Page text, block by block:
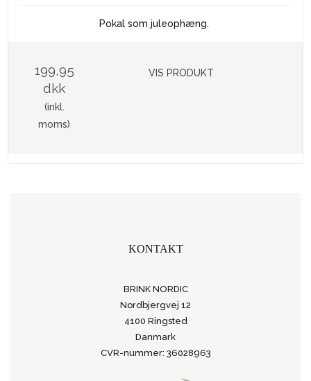
Pokal som juleophæng.
199,95
dkk
(inkl.
moms)
VIS PRODUKT
KONTAKT
BRINK NORDIC
Nordbjergvej 12
4100 Ringsted
Danmark
CVR-nummer: 36028963